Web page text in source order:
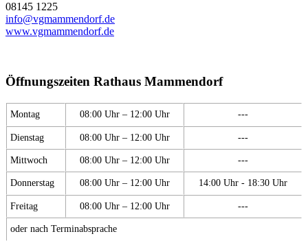
08145 1225
info@vgmammendorf.de
www.vgmammendorf.de
Öffnungszeiten Rathaus Mammendorf
Montag 08:00 Uhr – 12:00 Uhr ---
Dienstag 08:00 Uhr – 12:00 Uhr ---
Mittwoch 08:00 Uhr – 12:00 Uhr ---
Donnerstag 08:00 Uhr – 12:00 Uhr 14:00 Uhr - 18:30 Uhr
Freitag 08:00 Uhr – 12:00 Uhr ---
oder nach Terminabsprache